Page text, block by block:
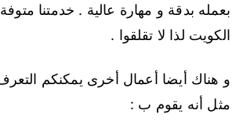
بعمله بدقة و مهارة عالية . خدمتنا
الكويت لذا لا تقلقوا .
و هناك أيضا أعمال أخرى يمكنكم التعرف
مثل أنه يقوم ب :